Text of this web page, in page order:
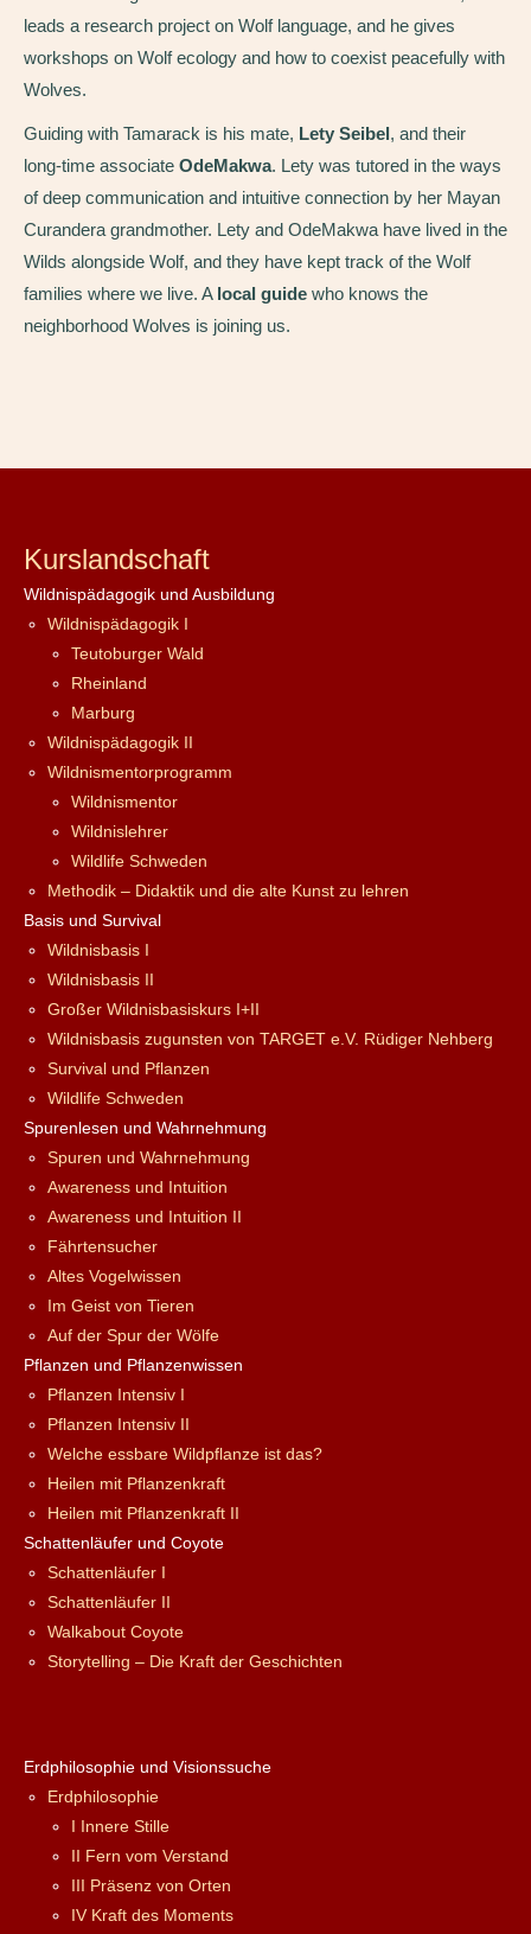
leads a research project on Wolf language, and he gives
workshops on Wolf ecology and how to coexist peacefully with
Wolves.
Guiding with Tamarack is his mate, Lety Seibel, and their
long-time associate OdeMakwa. Lety was tutored in the ways
of deep communication and intuitive connection by her Mayan
Curandera grandmother. Lety and OdeMakwa have lived in the
Wilds alongside Wolf, and they have kept track of the Wolf
families where we live. A local guide who knows the
neighborhood Wolves is joining us.
Kurslandschaft
Wildnispädagogik und Ausbildung
Wildnispädagogik I
Teutoburger Wald
Rheinland
Marburg
Wildnispädagogik II
Wildnismentorprogramm
Wildnismentor
Wildnislehrer
Wildlife Schweden
Methodik – Didaktik und die alte Kunst zu lehren
Basis und Survival
Wildnisbasis I
Wildnisbasis II
Großer Wildnisbasiskurs I+II
Wildnisbasis zugunsten von TARGET e.V. Rüdiger Nehberg
Survival und Pflanzen
Wildlife Schweden
Spurenlesen und Wahrnehmung
Spuren und Wahrnehmung
Awareness und Intuition
Awareness und Intuition II
Fährtensucher
Altes Vogelwissen
Im Geist von Tieren
Auf der Spur der Wölfe
Pflanzen und Pflanzenwissen
Pflanzen Intensiv I
Pflanzen Intensiv II
Welche essbare Wildpflanze ist das?
Heilen mit Pflanzenkraft
Heilen mit Pflanzenkraft II
Schattenläufer und Coyote
Schattenläufer I
Schattenläufer II
Walkabout Coyote
Storytelling – Die Kraft der Geschichten
Erdphilosophie und Visionssuche
Erdphilosophie
I Innere Stille
II Fern vom Verstand
III Präsenz von Orten
IV Kraft des Moments